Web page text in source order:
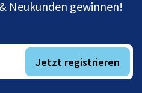
Neukunden gewinnen!
Jetzt registrieren